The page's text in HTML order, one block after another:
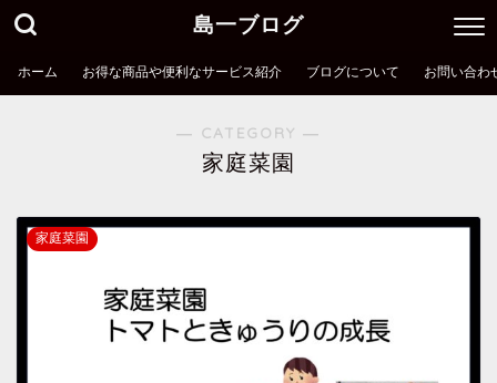
島一ブログ
ホーム お得な商品や便利なサービス紹介 ブログについて お問い合わ
― CATEGORY ―
家庭菜園
家庭菜園